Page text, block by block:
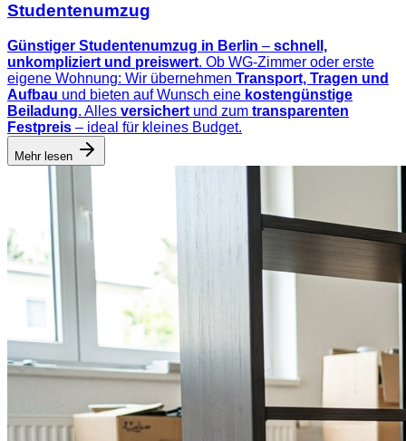
Studentenumzug
Günstiger Studentenumzug in Berlin – schnell,
unkompliziert und preiswert. Ob WG-Zimmer oder erste
eigene Wohnung: Wir übernehmen Transport, Tragen und
Aufbau und bieten auf Wunsch eine kostengünstige
Beiladung. Alles versichert und zum transparenten
Festpreis – ideal für kleines Budget.
Mehr lesen